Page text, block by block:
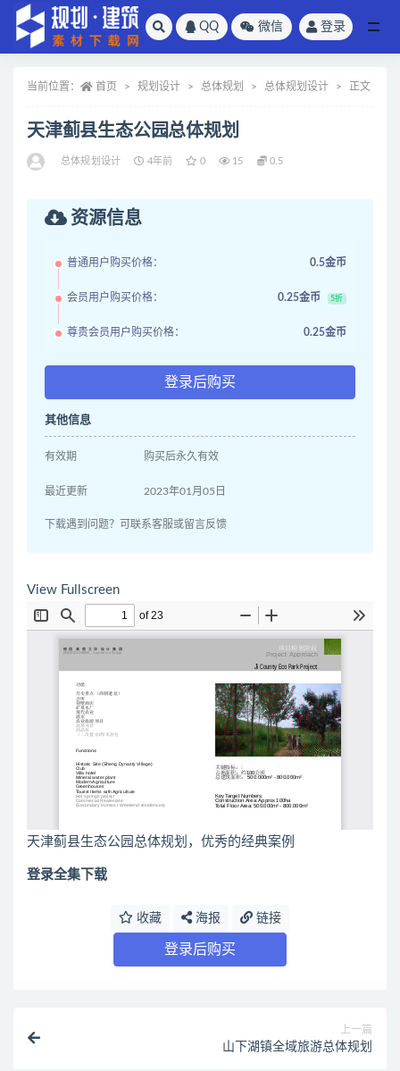
QQ 微信 登录
当前位置： 首页 规划设计 总体规划 总体规划设计 正文
天津蓟县生态公园总体规划
总体规划设计 4年前 0 15 0.5
资源信息
普通用户购买价格： 0.5金币
会员用户购买价格： 0.25金币 5折
尊贵会员用户购买价格： 0.25金币
登录后购买
其他信息
有效期 购买后永久有效
最近更新 2023年01月05日
下载遇到问题？可联系客服或留言反馈
View Fullscreen
天津蓟县生态公园总体规划，优秀的经典案例
登录全集下载
收藏 海报 链接
登录后购买
上一篇
山下湖镇全域旅游总体规划
全部